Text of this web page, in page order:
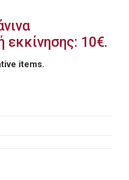
εκκίνησης: 10€.
items.